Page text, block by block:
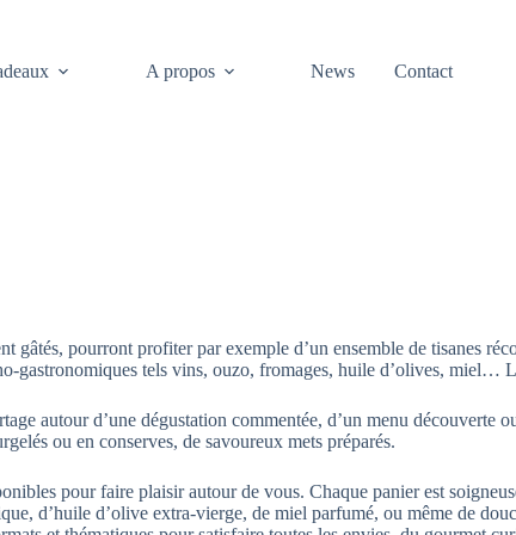
A propos News Contact
gâtés, pourront profiter par exemple d’un ensemble de tisanes
gastronomiques tels vins, ouzo, fromages, huile d’olives, miel…
autour d’une dégustation commentée, d’un menu découverte
ou en conserves, de savoureux mets préparés.
pour faire plaisir autour de vous. Chaque panier est
d’huile d’olive extra-vierge, de miel parfumé, ou même de